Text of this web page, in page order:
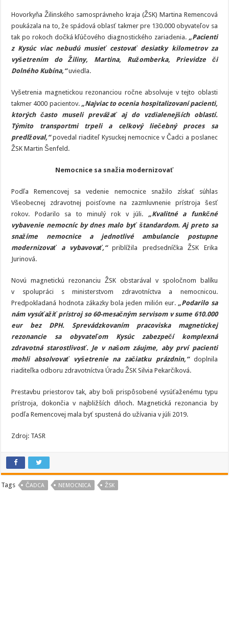
Hovorkyňa Žilinského samosprávneho kraja (ŽSK) Martina Remencová
poukázala na to, že spádová oblasť takmer pre 130.000 obyvateľov sa
tak po rokoch dočká kľúčového diagnostického zariadenia. „Pacienti
z Kysúc viac nebudú musieť cestovať desiatky kilometrov za
vyšetrením do Žiliny, Martina, Ružomberka, Prievidze či
Dolného Kubína,“uviedla.
Vyšetrenia magnetickou rezonanciou ročne absolvuje v tejto oblasti
takmer 4000 pacientov. „Najviac to ocenia hospitalizovaní pacienti,
ktorých často museli prevážať aj do vzdialenejších oblastí.
Týmito transportmi trpeli a celkový liečebný proces sa
predlžoval,“povedal riaditeľ Kysuckej nemocnice v Čadci a poslanec
ŽSK Martin Šenfeld.
Nemocnice sa snažia modernizovať
Podľa Remencovej sa vedenie nemocnice snažilo získať súhlas
Všeobecnej zdravotnej poisťovne na zazmluvnenie prístroja šesť
rokov. Podarilo sa to minulý rok v júli. „Kvalitné a funkčné
vybavenie nemocníc by dnes malo byť štandardom. Aj preto sa
snažíme nemocnice a jednotlivé ambulancie postupne
modernizovať a vybavovať,“priblížila predsedníčka ŽSK Erika
Jurinová.
Novú magnetickú rezonanciu ŽSK obstarával v spoločnom balíku
v spolupráci s ministerstvom zdravotníctva a nemocnicou.
Predpokladaná hodnota zákazky bola jeden milión eur. „Podarilo sa
nám vysúťažiť prístroj so 60-mesačným servisom v sume 610.000
eur bez DPH. Sprevádzkovaním pracoviska magnetickej
rezonancie sa obyvateľom Kysúc zabezpečí komplexná
zdravotná starostlivosť. Je v našom záujme, aby prví pacienti
mohli absolvovať vyšetrenie na začiatku prázdnin,“ doplnila
riaditeľka odboru zdravotníctva Úradu ŽSK Silvia Pekarčíková.
Prestavbu priestorov tak, aby boli prispôsobené vysúťaženému typu
prístroja, dokončia v najbližších dňoch. Magnetická rezonancia by
podľa Remencovej mala byť spustená do užívania v júli 2019.
Zdroj: TASR
Tags ČADCA NEMOCNICA ŽSK